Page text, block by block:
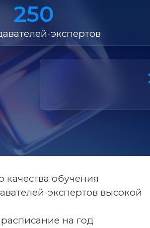
250
экспертов
качества обучения
экспертов высокой
на год